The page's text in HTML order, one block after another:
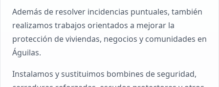
Además de resolver incidencias puntuales, también
realizamos trabajos orientados a mejorar la
protección de viviendas, negocios y comunidades en
Águilas.
Instalamos y sustituimos bombines de seguridad,